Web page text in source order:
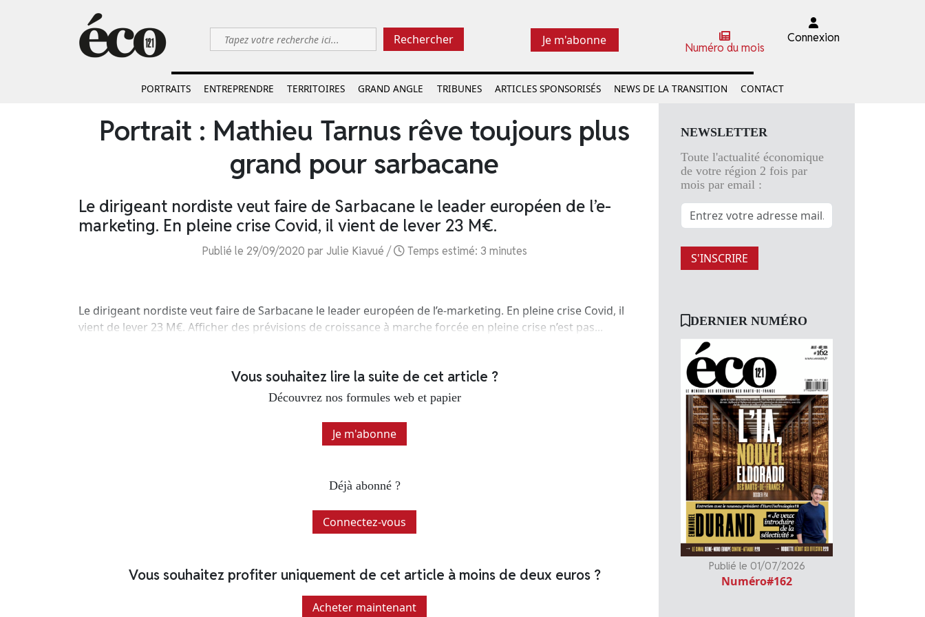
Rechercher Je m'abonne
Numéro du mois
Connexion
PORTRAITS ENTREPRENDRE TERRITOIRES GRAND ANGLE TRIBUNES ARTICLES SPONSORISÉS NEWS DE LA TRANSITION CONTACT
Portrait : Mathieu Tarnus rêve toujours plus
grand pour sarbacane
Le dirigeant nordiste veut faire de Sarbacane le leader européen de l’e-
marketing. En pleine crise Covid, il vient de lever 23 M€.
Publié le 29/09/2020 par Julie Kiavué / Temps estimé: 3 minutes
Le dirigeant nordiste veut faire de Sarbacane le leader européen de l’e-marketing. En pleine crise Covid, il
vient de lever 23 M€. Afficher des prévisions de croissance à marche forcée en pleine crise n’est pas...
Vous souhaitez lire la suite de cet article ?
Découvrez nos formules web et papier
Je m'abonne
Déjà abonné ?
Connectez-vous
Vous souhaitez profiter uniquement de cet article à moins de deux euros ?
Acheter maintenant
NEWSLETTER
Toute l'actualité économique
de votre région 2 fois par
mois par email :
S'INSCRIRE
DERNIER NUMÉRO
Publié le 01/07/2026
Numéro#162